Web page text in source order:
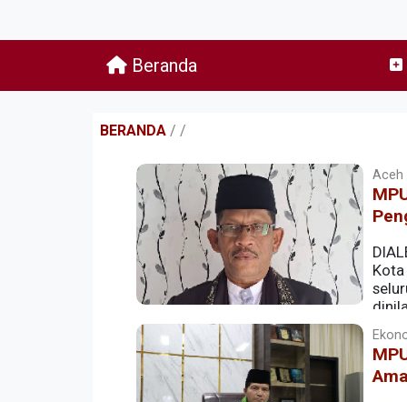
Beranda
BERANDA / /
Aceh
tidak sejalan dengan adat dan budaya